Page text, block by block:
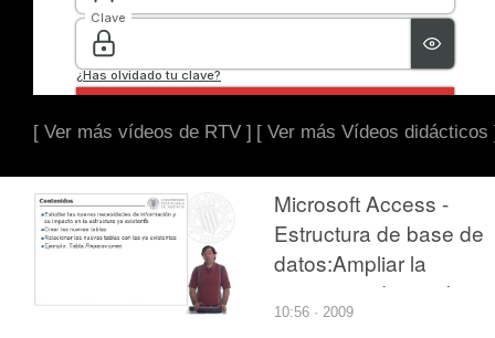
[ Ver más vídeos de RTV ] [ Ver más Vídeos didácticos
Microsoft Access -
Estructura de base de
datos:Ampliar la
estructura de una base
de datos
10:56 · 2009